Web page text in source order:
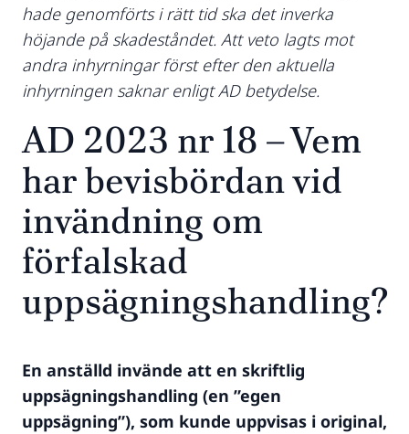
hade genomförts i rätt tid ska det inverka
höjande på skadeståndet. Att veto lagts mot
andra inhyrningar först efter den aktuella
inhyrningen saknar enligt AD betydelse.
AD 2023 nr 18 – Vem
har bevisbördan vid
invändning om
förfalskad
uppsägningshandling?
En anställd invände att en skriftlig
uppsägningshandling (en ”egen
uppsägning”), som kunde uppvisas i original,